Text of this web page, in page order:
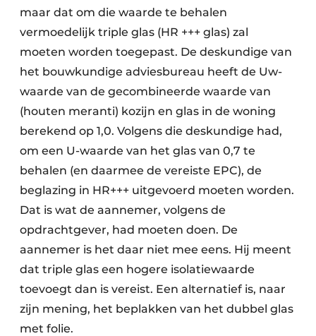
maar dat om die waarde te behalen
vermoedelijk triple glas (HR +++ glas) zal
moeten worden toegepast. De deskundige van
het bouwkundige adviesbureau heeft de Uw-
waarde van de gecombineerde waarde van
(houten meranti) kozijn en glas in de woning
berekend op 1,0. Volgens die deskundige had,
om een U-waarde van het glas van 0,7 te
behalen (en daarmee de vereiste EPC), de
beglazing in HR+++ uitgevoerd moeten worden.
Dat is wat de aannemer, volgens de
opdrachtgever, had moeten doen. De
aannemer is het daar niet mee eens. Hij meent
dat triple glas een hogere isolatiewaarde
toevoegt dan is vereist. Een alternatief is, naar
zijn mening, het beplakken van het dubbel glas
met folie.